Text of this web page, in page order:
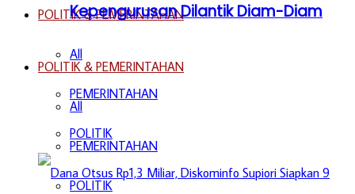
POLITIK & PEMERINTAHAN
All
PEMERINTAHAN
POLITIK
Kepengurusan Dilantik Diam-Diam
POLITIK & PEMERINTAHAN
All
PEMERINTAHAN
POLITIK